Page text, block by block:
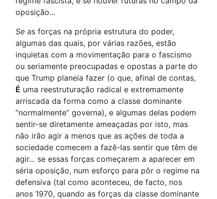
oposição...
Se as forças na própria estrutura do poder,
algumas das quais, por várias razões, estão
inquietas com a movimentação para o fascismo
ou seriamente preocupadas e opostas a parte do
que Trump planeia fazer (o que, afinal de contas,
É uma reestruturação radical e extremamente
arriscada da forma como a classe dominante
“normalmente” governa), e algumas delas podem
sentir-se diretamente ameaçadas por isto, mas
não irão agir a menos que as ações de toda a
sociedade comecem a fazê-las sentir que têm de
agir... se essas forças começarem a aparecer em
séria oposição, num esforço para pôr o regime na
defensiva (tal como aconteceu, de facto, nos
anos 1970, quando as forças da classe dominante